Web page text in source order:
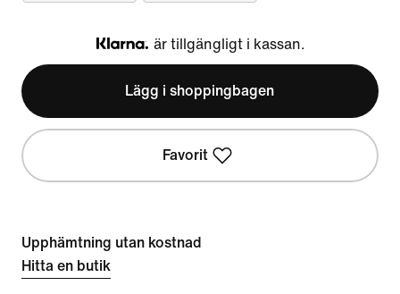
Klarna
är tillgängligt i kassan.
Lägg i shoppingbagen
Favorit
Upphämtning utan kostnad
Hitta en butik